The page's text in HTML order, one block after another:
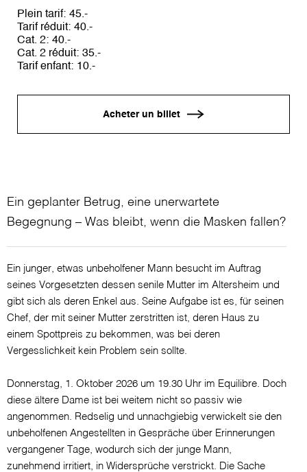
Plein tarif 45
Tarif réduit 40
Cat. 2 40
Cat. 2 réduit 35
Tarif enfant
10
Acheter un billet
Ein geplanter Betrug, eine unerwartete
Begegnung – Was bleibt, wenn die Masken fallen?
Ein junger, etwas unbeholfener Mann besucht im Auftrag
seines Vorgesetzten dessen senile Mutter im Altersheim und
gibt sich als deren Enkel aus. Seine Aufgabe ist es, für seinen
Chef, der mit seiner Mutter zerstritten ist, deren Haus zu
einem Spottpreis zu bekommen, was bei deren
Vergesslichkeit kein Problem sein sollte.
Donnerstag, 1. Oktober 2026 um 19.30 Uhr im Equilibre. Doch
diese ältere Dame ist bei weitem nicht so passiv wie
angenommen. Redselig und unnachgiebig verwickelt sie den
unbeholfenen Angestellten in Gespräche über Erinnerungen
vergangener Tage, wodurch sich der junge Mann,
zunehmend irritiert, in Widersprüche verstrickt. Die Sache